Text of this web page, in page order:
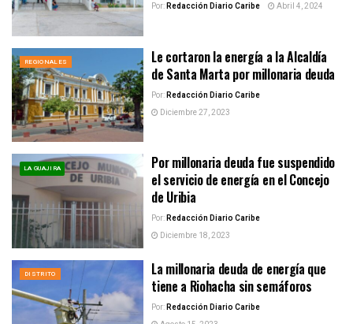
Por:Redacción Diario Caribe Abril 4, 2024
REGIONALES
Le cortaron la energía a la Alcaldía
de Santa Marta por millonaria deuda
Por:Redacción Diario Caribe
Diciembre 27, 2023
LA GUAJIRA
Por millonaria deuda fue suspendido
el servicio de energía en el Concejo
de Uribia
Por:Redacción Diario Caribe
Diciembre 18, 2023
DISTRITO
La millonaria deuda de energía que
tiene a Riohacha sin semáforos
Por:Redacción Diario Caribe